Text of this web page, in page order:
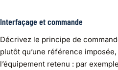
Interfaçage et commande
Décrivez le principe de
plutôt qu’une référence
l’équipement retenu : par